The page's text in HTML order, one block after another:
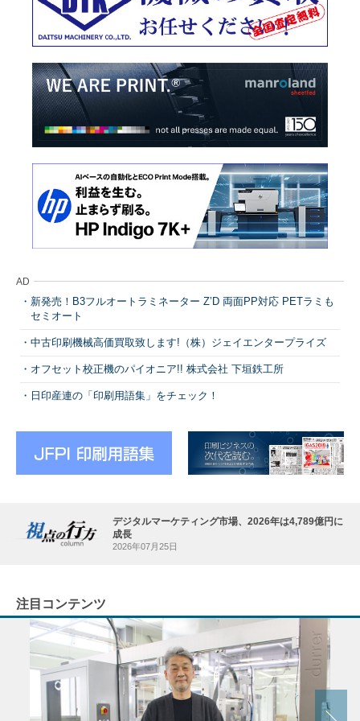
AD
新発売！B3フルオートラミネーター Z’D 両面PP対応 PETラミも
セミオート
中古印刷機械高価買取致します!（株）ジェイエンタープライズ
オフセット校正機のパイオニア!! 株式会社 下垣鉄工所
日印産連の「印刷用語集」をチェック！
デジタルマーケティング市場、2026年は4,789億円に
成長
2026年07月25日
注目コンテンツ